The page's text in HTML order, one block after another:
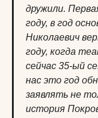
дружили.
году, в год
Николаевич
году, когда
сейчас 35-ый
нас это год
заявлять не
история